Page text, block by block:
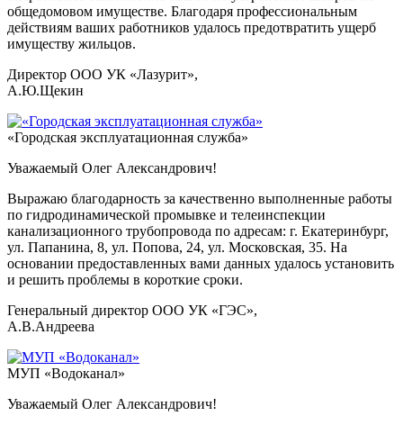
общедомовом имуществе. Благодаря профессиональным
действиям ваших работников удалось предотвратить ущерб
имуществу жильцов.
Директор ООО УК «Лазурит»,
А.Ю.Щекин
«Городская эксплуатационная служба»
Уважаемый Олег Александрович!
Выражаю благодарность за качественно выполненные работы
по гидродинамической промывке и телеинспекции
канализационного трубопровода по адресам: г. Екатеринбург,
ул. Папанина, 8, ул. Попова, 24, ул. Московская, 35. На
основании предоставленных вами данных удалось установить
и решить проблемы в короткие сроки.
Генеральный директор ООО УК «ГЭС»,
А.В.Андреева
МУП «Водоканал»
Уважаемый Олег Александрович!